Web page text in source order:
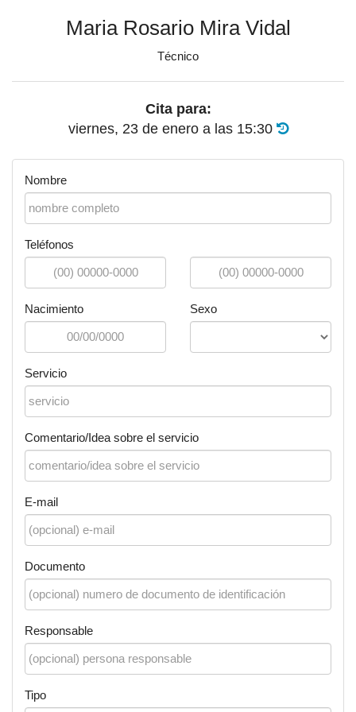
Maria Rosario Mira Vidal
Técnico
Cita para:
viernes, 23 de enero a las 15:30
Nombre
Teléfonos
Nacimiento Sexo
Servicio
Comentario/Idea sobre el servicio
E-mail
Documento
Responsable
Tipo